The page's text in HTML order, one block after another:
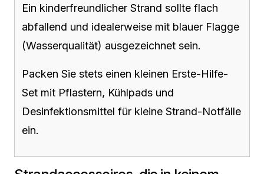
Ein kinderfreundlicher Strand sollte flach
abfallend und idealerweise mit blauer Flagge
(Wasserqualität) ausgezeichnet sein.
Packen Sie stets einen kleinen Erste-Hilfe-
Set mit Pflastern, Kühlpads und
Desinfektionsmittel für kleine Strand-Notfälle
ein.